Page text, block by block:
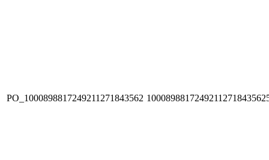
PO_1000898817249211271843562